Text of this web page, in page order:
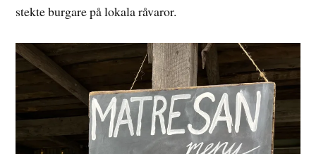
stekte burgare på lokala råvaror.